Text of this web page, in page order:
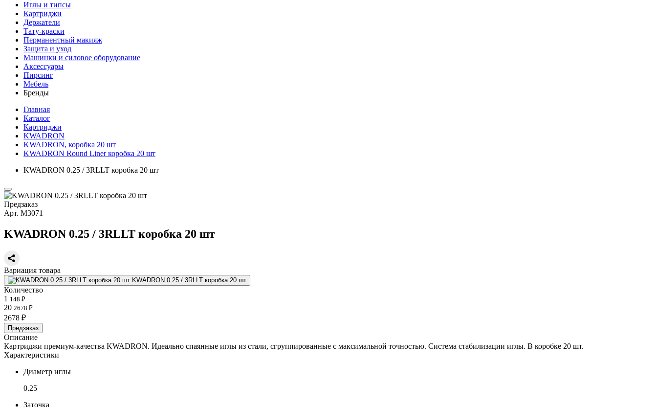
Иглы и типсы
Картриджи
Держатели
Тату-краски
Перманентный макияж
Защита и уход
Машинки и силовое оборудование
Аксессуары
Пирсинг
Мебель
Бренды
Главная
Каталог
Картриджи
KWADRON
KWADRON, коробка 20 шт
KWADRON Round Liner коробка 20 шт
KWADRON 0.25 / 3RLLT коробка 20 шт
Предзаказ
Арт. М3071
KWADRON 0.25 / 3RLLT коробка 20 шт
Вариация товара
KWADRON 0.25 / 3RLLT коробка 20 шт
Количество
1 148 ₽
20 2678 ₽
2678 ₽
Предзаказ
Описание
Картриджи премиум-качества KWADRON. Идеально спаянные иглы из стали, сгруппированные с максимальной точностью. Система стабилизации иглы. В коробке 20 шт.
Характеристики
Диаметр иглы
0.25
Заточка